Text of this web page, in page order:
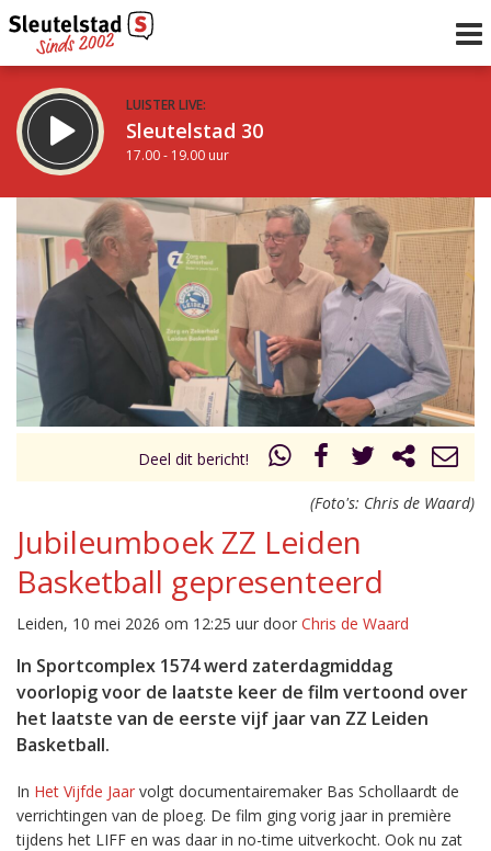
LUISTER LIVE:
Sleutelstad 30
17.00 - 19.00 uur
De avond van Sleutelstad
19.00 - 0.00 uur
Vorig uur
uur 1 van 0 Volgend uur
Inklappen
Deel dit bericht!
(Foto's: Chris de Waard)
Jubileumboek ZZ Leiden
Basketball gepresenteerd
Leiden, 10 mei 2026 om 12:25 uur door Chris de Waard
In Sportcomplex 1574 werd zaterdagmiddag
voorlopig voor de laatste keer de film vertoond over
het laatste van de eerste vijf jaar van ZZ Leiden
Basketball.
In Het Vijfde Jaar volgt documentairemaker Bas Schollaardt de
verrichtingen van de ploeg. De film ging vorig jaar in première
tijdens het LIFF en was daar in no-time uitverkocht. Ook nu zat